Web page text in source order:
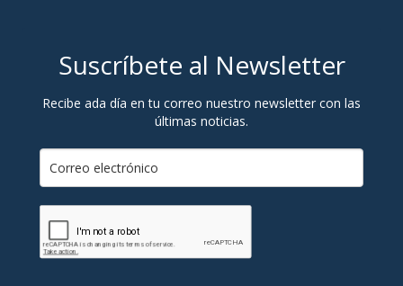
Suscríbete al Newsletter
Recibe ada día en tu correo nuestro newsletter con las
últimas noticias.